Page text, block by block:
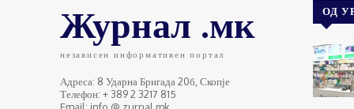
Журнал .мк
независен информативен портал
Адреса: 8 Ударна Бригада 20б, Скопје
Телефон: + 389 2 3217 815
ОД